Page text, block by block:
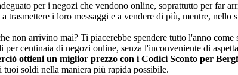
per i negozi che vendono online, soprattutto per far
i loro messaggi e a vendere di più, mentre,
non arrivino mai? Ti piacerebbe spendere tutto l'anno
centinaia di negozi online, senza l'inconveniente di
ottieni un miglior prezzo con i Codici Sconto per
soldi nella maniera più rapida possibile.